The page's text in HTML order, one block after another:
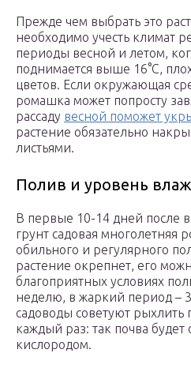
Прежде чем выбрать это
необходимо учесть климат
периоды весной и летом,
поднимается выше 16°C,
цветов. Если окружающая
ромашка может попросту
рассаду весной поможет
растение обязательно
листьями.
Полив и уровень
В первые 10-14 дней после
грунт садовая многолетняя
обильного и регулярного
растение окрепнет, его
благоприятных условиях
неделю, в жаркий период –
садоводы советуют рыхлить
каждый раз: так почва будет
кислородом.